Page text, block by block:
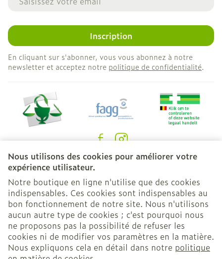
Nous utilisons des cookies pour améliorer votre
expérience utilisateur.
Notre boutique en ligne n'utilise que des cookies
indispensables. Ces cookies sont indispensables au
bon fonctionnement de notre site. Nous n'utilisons
aucun autre type de cookies ; c'est pourquoi nous
ne proposons pas la possibilité de refuser les
cookies ni de modifier vos paramètres en la matière.
Nous expliquons cela en détail dans notre politique
Inscription
En cliquant sur s'abonner, vous vous abonnez à notre
newsletter et acceptez notre politique de confidentialité.
Liens légaux